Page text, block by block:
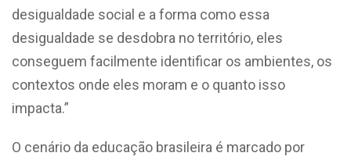
desigualdade social e a forma como essa
desigualdade se desdobra no território, eles
conseguem facilmente identificar os ambientes, os
contextos onde eles moram e o quanto isso
impacta.”
O cenário da educação brasileira é marcado por